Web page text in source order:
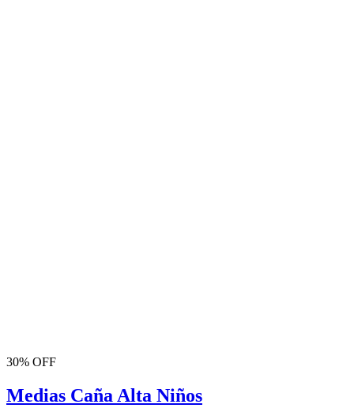
30% OFF
Medias Caña Alta Niños